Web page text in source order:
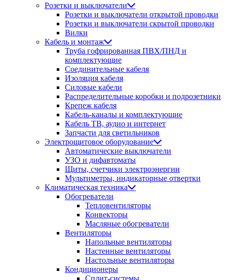
Розетки и выключатели
Розетки и выключатели открытой проводки
Розетки и выключатели скрытой проводки
Вилки
Кабель и монтаж
Труба гофрированная ПВХ/ПНД и
комплектующие
Соединительные кабеля
Изоляция кабеля
Силовые кабели
Распределительные коробки и подрозетники
Крепеж кабеля
Кабель-каналы и комплектующие
Кабель ТВ, аудио и интернет
Запчасти для светильников
Электрощитовое оборудование
Автоматические выключатели
УЗО и дифавтоматы
Щиты, счетчики электроэнергии
Мультиметры, индикаторные отвертки
Климатическая техника
Обогреватели
Тепловентиляторы
Конвекторы
Масляные обогреватели
Вентиляторы
Напольные вентиляторы
Настенные вентиляторы
Настольные вентиляторы
Кондиционеры
Сплит-системы